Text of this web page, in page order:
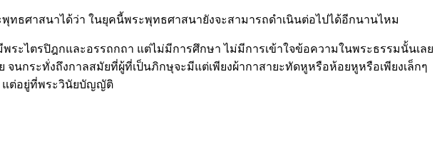
ธศาสนาได้ว่า ในยุคนี้พระพุทธศาสนายังจะสามารถดำเนินต่อไปได้อีกนานไหม
ะไตรปิฎกและอรรถกถา แต่ไม่มีการศึกษา ไม่มีการเข้าใจข้อความในพระธรรมนั้นเลย
นกระทั่งถึงกาลสมัยที่ผู้ที่เป็นภิกษุจะมีแต่เพียงผ้ากาสายะทัดหูหรือห้อยหูหรือเพียงเล็กๆ
แต่อยู่ที่พระวินัยบัญญัติ